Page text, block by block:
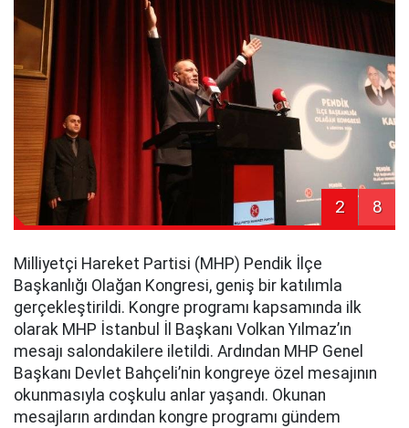
2 8
Milliyetçi Hareket Partisi (MHP) Pendik İlçe
Başkanlığı Olağan Kongresi, geniş bir katılımla
gerçekleştirildi. Kongre programı kapsamında ilk
olarak MHP İstanbul İl Başkanı Volkan Yılmaz’ın
mesajı salondakilere iletildi. Ardından MHP Genel
Başkanı Devlet Bahçeli’nin kongreye özel mesajının
okunmasıyla coşkulu anlar yaşandı. Okunan
mesajların ardından kongre programı gündem